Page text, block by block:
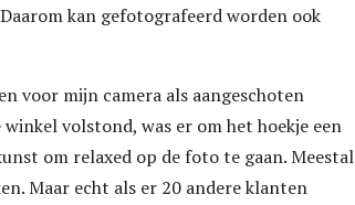
kan gefotografeerd worden ook
voor mijn camera als aangeschoten
volstond, was er om het hoekje een
om relaxed op de foto te gaan. Meestal
Maar echt als er 20 andere klanten